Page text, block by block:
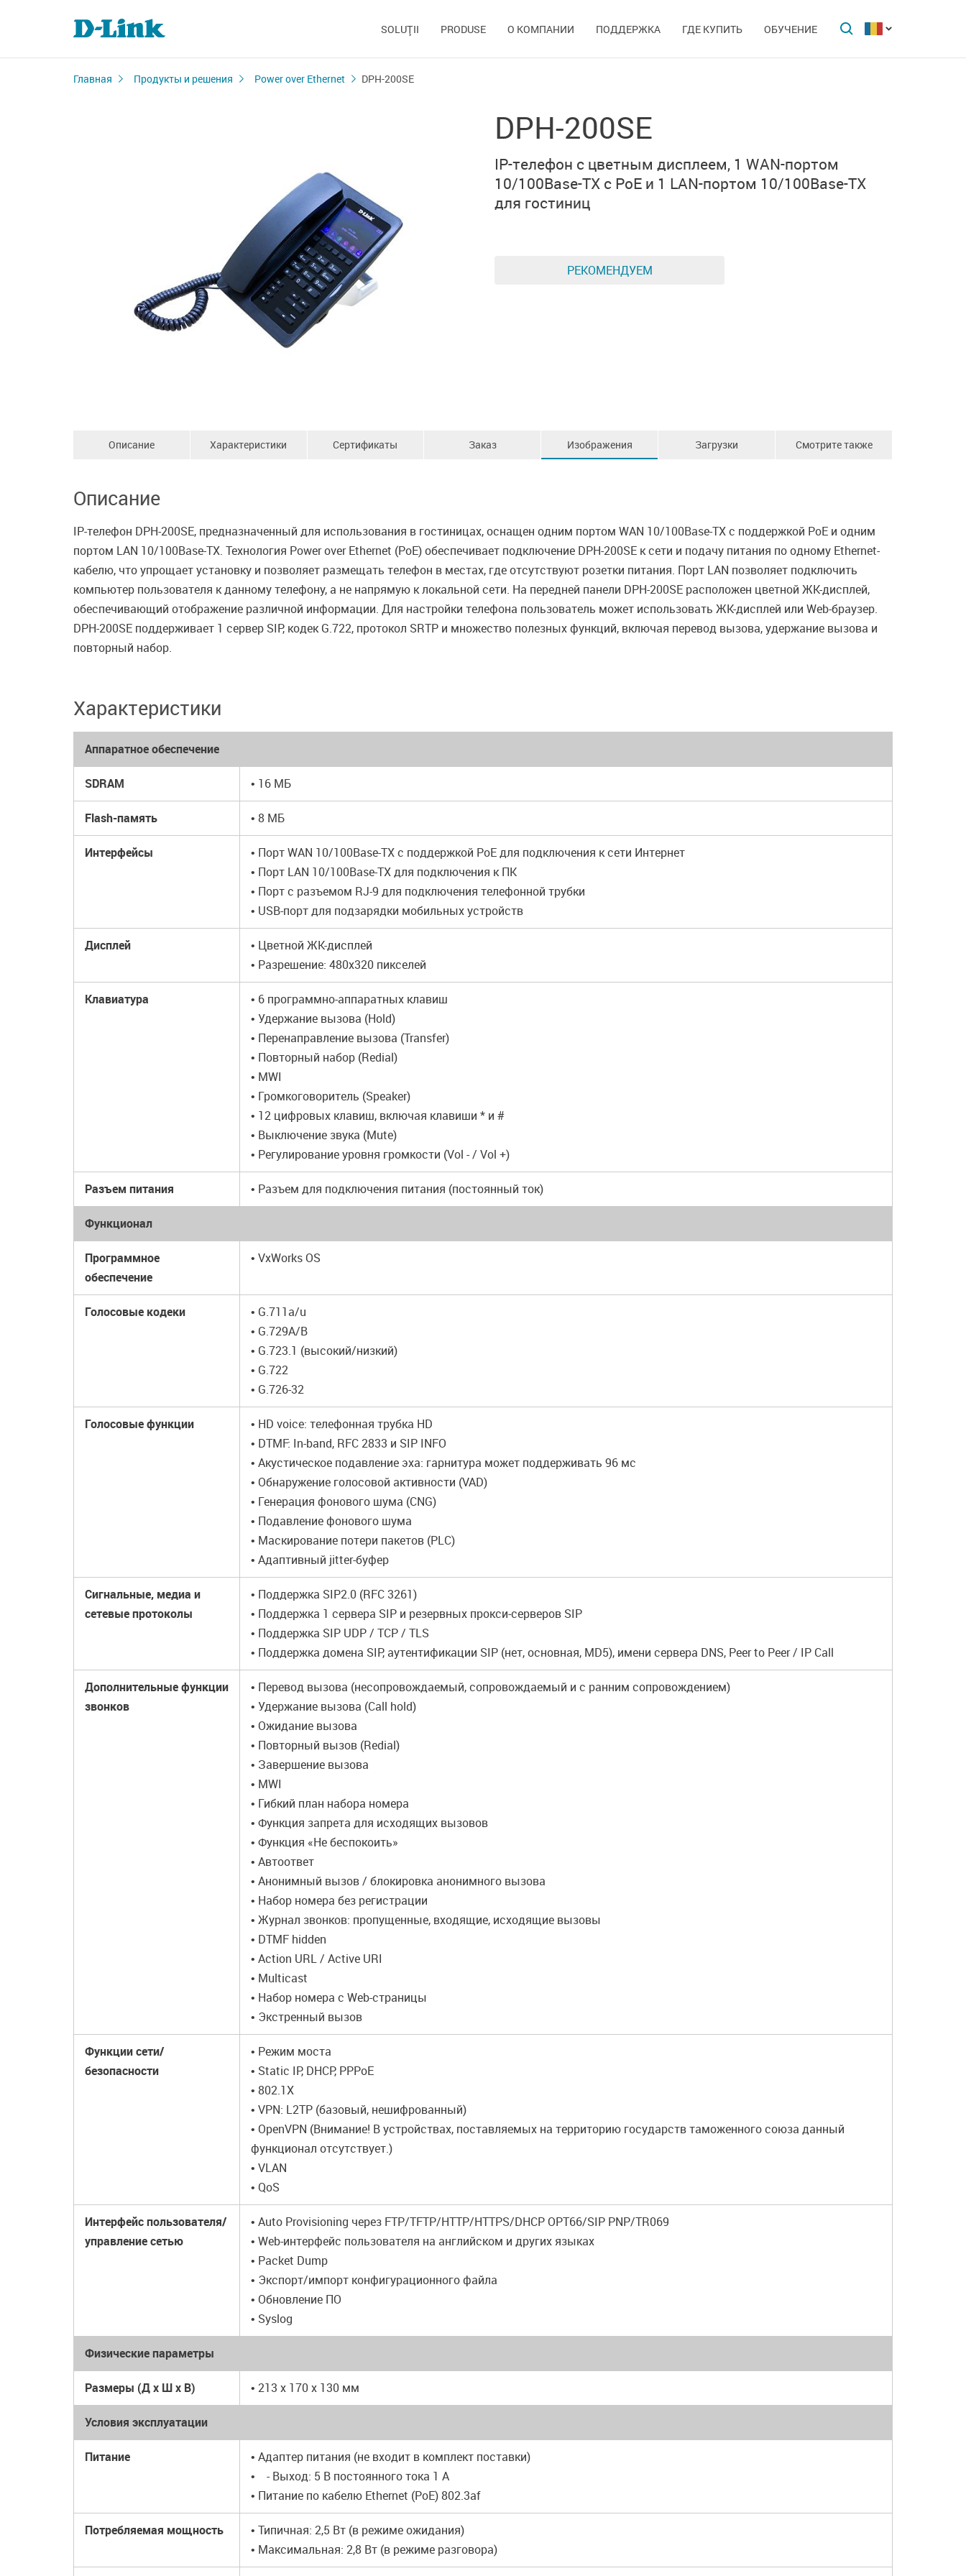
SOLUŢII PRODUSE О КОМПАНИИ ПОДДЕРЖКА ГДЕ КУПИТЬ ОБУЧЕНИЕ
Главная Продукты и решения Power over Ethernet DPH-200SE
DPH-200SE
IP-телефон с цветным дисплеем, 1 WAN-портом
10/100Base-TX с PoE и 1 LAN-портом 10/100Base-TX
для гостиниц
РЕКОМЕНДУЕМ
Описание Характеристики Сертификаты Заказ Изображения Загрузки Смотрите также
Описание
IP-телефон DPH-200SE, предназначенный для использования в гостиницах, оснащен одним портом WAN 10/100Base-TX с поддержкой PoE и одним
портом LAN 10/100Base-TX. Технология Power over Ethernet (PoE) обеспечивает подключение DPH-200SE к сети и подачу питания по одному Ethernet-
кабелю, что упрощает установку и позволяет размещать телефон в местах, где отсутствуют розетки питания. Порт LAN позволяет подключить
компьютер пользователя к данному телефону, а не напрямую к локальной сети. На передней панели DPH-200SE расположен цветной ЖК-дисплей,
обеспечивающий отображение различной информации. Для настройки телефона пользователь может использовать ЖК-дисплей или Web-браузер.
DPH-200SE поддерживает 1 сервер SIP, кодек G.722, протокол SRTP и множество полезных функций, включая перевод вызова, удержание вызова и
повторный набор.
Характеристики
Аппаратное обеспечение
SDRAM • 16 МБ
Flash-память • 8 МБ
Интерфейсы
• Порт WAN 10/100Base-TX с поддержкой PoE для подключения к сети Интернет
• Порт LAN 10/100Base-TX для подключения к ПК
• Порт с разъемом RJ-9 для подключения телефонной трубки
• USB-порт для подзарядки мобильных устройств
Дисплей
• Цветной ЖК-дисплей
• Разрешение: 480x320 пикселей
Клавиатура
• 6 программно-аппаратных клавиш
• Удержание вызова (Hold)
• Перенаправление вызова (Transfer)
• Повторный набор (Redial)
• MWI
• Громкоговоритель (Speaker)
• 12 цифровых клавиш, включая клавиши * и #
• Выключение звука (Mute)
• Регулирование уровня громкости (Vol - / Vol +)
Разъем питания • Разъем для подключения питания (постоянный ток)
Функционал
Программное
обеспечение
• VxWorks OS
Голосовые кодеки
• G.711a/u
• G.729A/B
• G.723.1 (высокий/низкий)
• G.722
• G.726-32
Голосовые функции
• HD voice: телефонная трубка HD
• DTMF: In-band, RFC 2833 и SIP INFO
• Акустическое подавление эха: гарнитура может поддерживать 96 мс
• Обнаружение голосовой активности (VAD)
• Генерация фонового шума (CNG)
• Подавление фонового шума
• Маскирование потери пакетов (PLC)
• Адаптивный jitter-буфер
Сигнальные, медиа и
сетевые протоколы
• Поддержка SIP2.0 (RFC 3261)
• Поддержка 1 сервера SIP и резервных прокси-серверов SIP
• Поддержка SIP UDP / TCP / TLS
• Поддержка домена SIP, аутентификации SIP (нет, основная, MD5), имени сервера DNS, Peer to Peer / IP Call
Дополнительные функции
звонков
• Перевод вызова (несопровождаемый, сопровождаемый и с ранним сопровождением)
• Удержание вызова (Call hold)
• Ожидание вызова
• Повторный вызов (Redial)
• Завершение вызова
• MWI
• Гибкий план набора номера
• Функция запрета для исходящих вызовов
• Функция «Не беспокоить»
• Автоответ
• Анонимный вызов / блокировка анонимного вызова
• Набор номера без регистрации
• Журнал звонков: пропущенные, входящие, исходящие вызовы
• DTMF hidden
• Action URL / Active URI
• Multicast
• Набор номера с Web-страницы
• Экстренный вызов
Функции сети/
безопасности
• Режим моста
• Static IP, DHCP, PPPoE
• 802.1X
• VPN: L2TP (базовый, нешифрованный)
• OpenVPN (Внимание! В устройствах, поставляемых на территорию государств таможенного союза данный
функционал отсутствует.)
• VLAN
• QoS
Интерфейс пользователя/
управление сетью
• Auto Provisioning через FTP/TFTP/HTTP/HTTPS/DHCP OPT66/SIP PNP/TR069
• Web-интерфейс пользователя на английском и других языках
• Packet Dump
• Экспорт/импорт конфигурационного файла
• Обновление ПО
• Syslog
Физические параметры
Размеры (Д x Ш x В) • 213 x 170 x 130 мм
Условия эксплуатации
Питание
• Адаптер питания (не входит в комплект поставки)
• - Выход: 5 В постоянного тока 1 А
• Питание по кабелю Ethernet (PoE) 802.3af
Потребляемая мощность
• Типичная: 2,5 Вт (в режиме ожидания)
• Максимальная: 2,8 Вт (в режиме разговора)